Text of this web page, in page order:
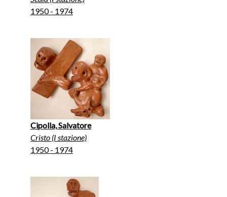
1950 - 1974
Cipolla, Salvatore
Cristo (I stazione)
1950 - 1974